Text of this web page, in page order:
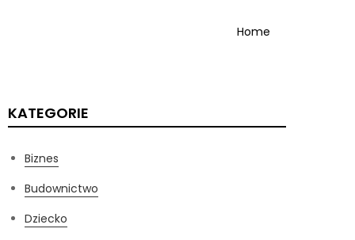
Home
KATEGORIE
Biznes
Budownictwo
Dziecko